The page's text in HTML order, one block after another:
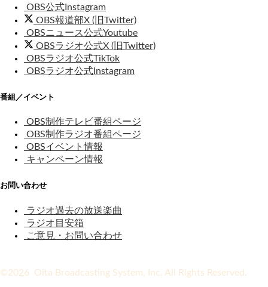
OBS公式Instagram
OBS報道部X (旧Twitter)
OBSニュース公式Youtube
OBSラジオ公式X (旧Twitter)
OBSラジオ公式TikTok
OBSラジオ公式Instagram
番組／イベント
OBS制作テレビ番組ページ
OBS制作ラジオ番組ページ
OBSイベント情報
キャンペーン情報
お問い合わせ
ラジオ過去の放送楽曲
ラジオ目安箱
ご意見・お問い合わせ
©2026 Oita Broadcasting System, Inc. All Rights Reserved.